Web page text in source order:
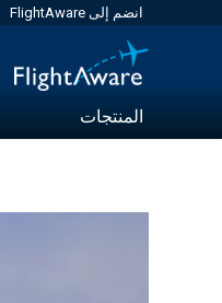
انضم إلى FlightAware
المنتجات